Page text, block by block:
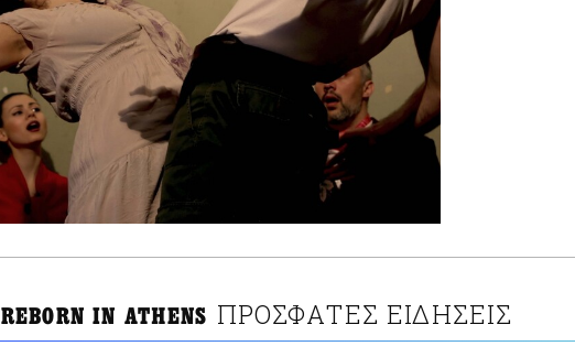
REBORN IN ATHENS ΠΡΟΣΦΑΤΕΣ ΕΙΔΗΣΕΙΣ